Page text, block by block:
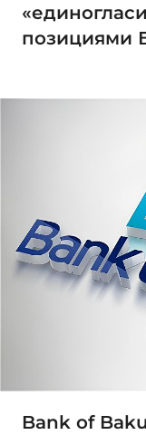
позициями
Bank of